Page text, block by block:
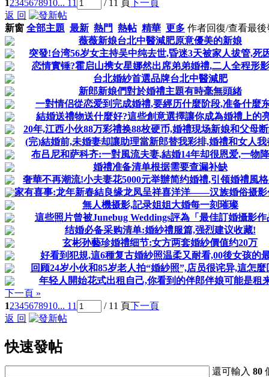
12345678910... 11 / 11 頁下一頁
返 回
新窗 全部主題 最新 熱門 熱帖 精華 更多 作者回復/查看最後
薇薇新娘台北中醫減肥原意優美的新娘
突發!台湾56岁女主持吴中纯去世,昏迷3天被家人拔管,死
恋情實锤?霍启山携女星娜然出席弟弟婚禮,二人全程形
台北婚紗首選品牌台北中醫減肥
新郎新娘們對於婚禮主題有時毫無頭緒
一對情侣從恋爱到完成婚禮,要經历什麼阶段,准备什麼
結婚送禮物送什麼好?這些創意選擇讓你成為婚禮上的
20年,江西小伙88万彩禮换88枚硬币,婚禮現场新娘和父母
(完)結婚前,未婚妻却讓助理當新郎替我彩排,婚禮和女人我
布吕尼和萨科齐:一對風流夫妻,結婚14年却很恩爱,一物
婚禮准备清单根据需要查漏补缺
奢華不再潮流!小夫妻花5000元举辦简约婚禮,引领婚禮風
家有喜事:龙年新春結良缘龙凤呈祥喜洋洋――汉族婚俗摄影
無人機摄影,記录姐姐大婚每一刻璀璨
這些照片曾被Junebug Weddings評為「最佳訂婚攝影作
结婚必备采购清单:婚紗禮服篇,强烈建议收藏!
玄彬孙藝珍婚禮细节:女方两套婚紗價值约20万
好看到犯規,這6種复古婚紗照温柔又耐看,00後女孩的
回顾24岁小伙和85岁老人拍“婚紗照”,店员很诧异,這怎麼
年轻人開始花式出租自己,你看到的伴郎伴娘可能是租
下一頁 »
12345678910... 11 / 11 頁下一頁
返 回
快速發帖
還可輸入80